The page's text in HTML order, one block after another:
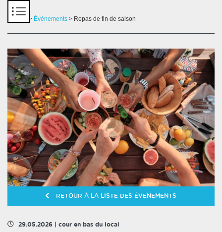
> Événements > Repas de fin de saison
RETOUR À LA LISTE DES ÉVENEMENTS
29.05.2026 cour en bas du local